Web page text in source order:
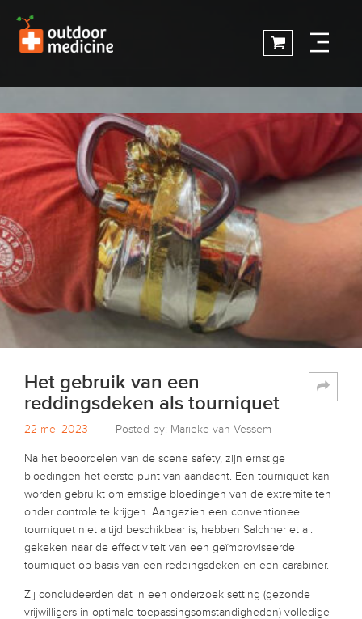
Het gebruik van een
reddingsdeken als tourniquet
22 mei 2023 Posted by: Marieke van Vessem
Na het beoordelen van de scene safety, zijn ernstige
bloedingen het eerste punt van aandacht. Een tourniquet kan
worden gebruikt om ernstige bloedingen van de extremiteiten
onder controle te krijgen. Aangezien een conventioneel
tourniquet niet altijd beschikbaar is, hebben Salchner et al.
gekeken naar de effectiviteit van een geïmproviseerde
tourniquet op basis van een reddingsdeken en een carabiner.
Zij concludeerden dat in een onderzoek setting (gezonde
vrijwilligers in optimale toepassingsomstandigheden) volledige